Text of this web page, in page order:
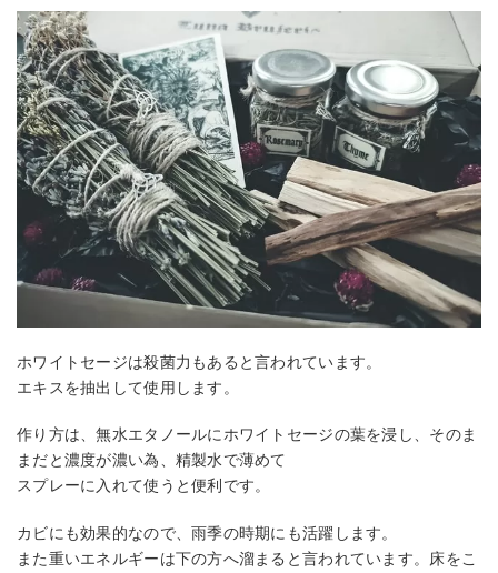
ホワイトセージは殺菌力もあると言われています。
エキスを抽出して使用します。
作り方は、無水エタノールにホワイトセージの葉を浸し、そのま
まだと濃度が濃い為、精製水で薄めて
スプレーに入れて使うと便利です。
カビにも効果的なので、雨季の時期にも活躍します。
また重いエネルギーは下の方へ溜まると言われています。床をこ